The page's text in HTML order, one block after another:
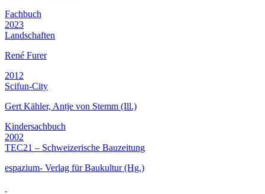
Fachbuch
2023
Landschaften
René Furer
2012
Scifun-City
Gert Kähler, Antje von Stemm (Ill.)
Kindersachbuch
2002
TEC21 – Schweizerische Bauzeitung
espazium- Verlag für Baukultur (Hg.)